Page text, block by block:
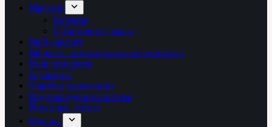
Магазин
Корзина
Оформление заказа
Мой аккаунт
Молоко – кипятить или не кипятить?
Наші продукти
Оформить
Ошибка транзакции
Подтверждение платежа
Полезные статьи
Про нас